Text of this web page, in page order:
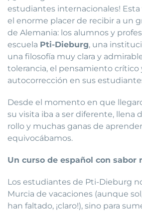
estudiantes internacionales!
el enorme placer de recibir a un
de Alemania: los alumnos y
escuela Pti-Dieburg, una
una filosofía muy clara y
tolerancia, el pensamiento crítico
autocorrección en sus
Desde el momento en que
su visita iba a ser diferente, llena
rollo y muchas ganas de
equivocábamos.
Un curso de español con sabor
Los estudiantes de Pti-Dieburg
Murcia de vacaciones (aunque
han faltado, ¡claro!), sino para